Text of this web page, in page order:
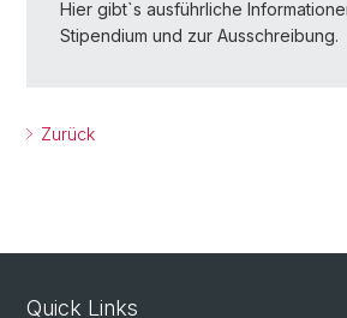
Hier gibt`s ausführliche
Stipendium und zur Ausschreibung.
Zurück
Quick Links